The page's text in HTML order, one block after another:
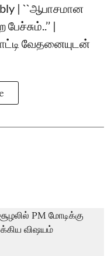
| ``ஆபாசமான
|
வேதனையுடன்